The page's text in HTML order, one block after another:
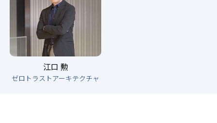
江口 勲
ゼロトラストアーキテクチャ